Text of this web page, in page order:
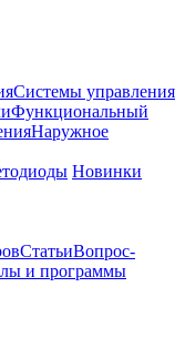
Системы управления
Функциональный
Наружное
Новинки
СтатьиВопрос-
и программы